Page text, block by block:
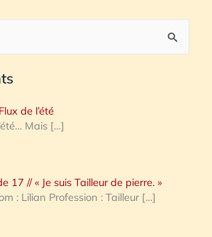
de l’été
Mais […]
17 // « Je suis Tailleur de pierre. »
: Lilian Profession : Tailleur […]